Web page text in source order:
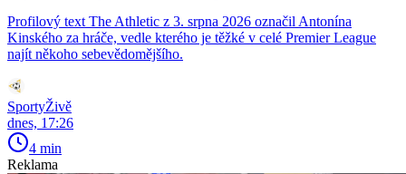
Profilový text The Athletic z 3. srpna 2026 označil Antonína
Kinského za hráče, vedle kterého je těžké v celé Premier League
najít někoho sebevědomějšího.
SportyŽivě
dnes, 17:26
4 min
Reklama